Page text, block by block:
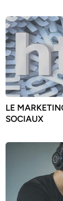
LE
SOCIAUX